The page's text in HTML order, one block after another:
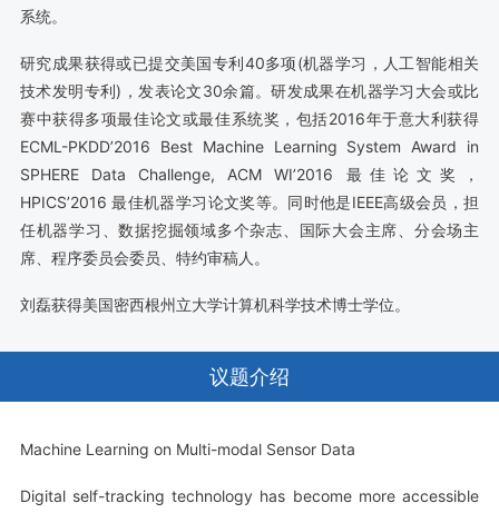
系统。
研究成果获得或已提交美国专利40多项(机器学习，人工智能相关
技术发明专利)，发表论文30余篇。研发成果在机器学习大会或比
赛中获得多项最佳论文或最佳系统奖，包括2016年于意大利获得
ECML-PKDD’2016 Best Machine Learning System Award in
SPHERE Data Challenge, ACM WI’2016 最佳论文奖，
HPICS’2016 最佳机器学习论文奖等。同时他是IEEE高级会员，担
任机器学习、数据挖掘领域多个杂志、国际大会主席、分会场主
席、程序委员会委员、特约审稿人。
刘磊获得美国密西根州立大学计算机科学技术博士学位。
议题介绍
Machine Learning on Multi-modal Sensor Data
Digital self-tracking technology has become more accessible